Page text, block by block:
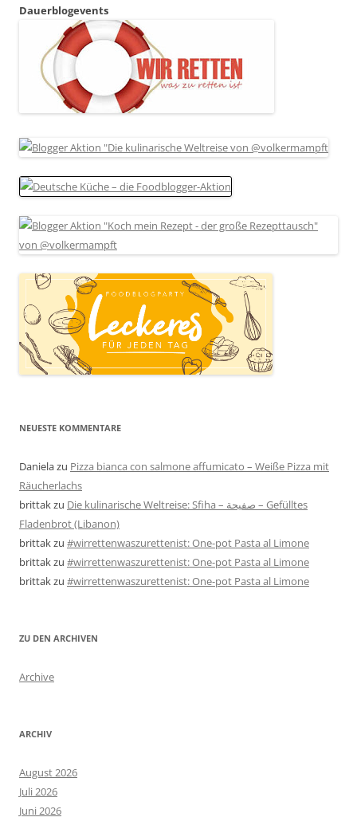
Dauerblogevents
NEUESTE KOMMENTARE
Danielazu Pizza bianca con salmone affumicato – Weiße Pizza mit
Räucherlachs
brittakzu Die kulinarische Weltreise: Sfiha – صفيحة – Gefülltes
Fladenbrot (Libanon)
brittakzu #wirrettenwaszurettenist: One-pot Pasta al Limone
brittakzu #wirrettenwaszurettenist: One-pot Pasta al Limone
brittakzu #wirrettenwaszurettenist: One-pot Pasta al Limone
ZU DEN ARCHIVEN
Archive
ARCHIV
August 2026
Juli 2026
Juni 2026